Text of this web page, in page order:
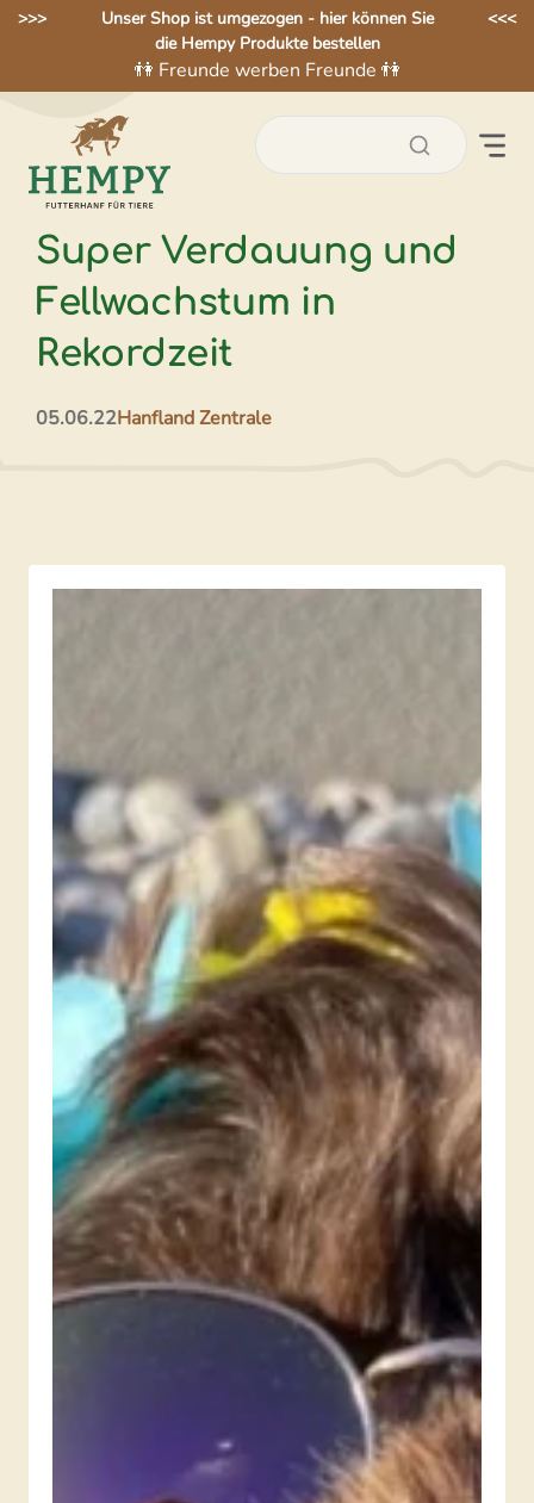
Zum
>>>
Unser Shop ist umgezogen - hier können Sie
die Hempy Produkte bestellen
<<<
👫 Freunde werben Freunde 👫
Super Verdauung und
Fellwachstum in
Rekordzeit
05.06.22Hanfland Zentrale